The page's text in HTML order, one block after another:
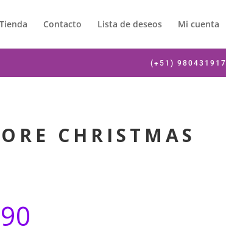
Tienda Contacto Lista de deseos Mi cuenta
(+51) 980431917
CHRISTMAS